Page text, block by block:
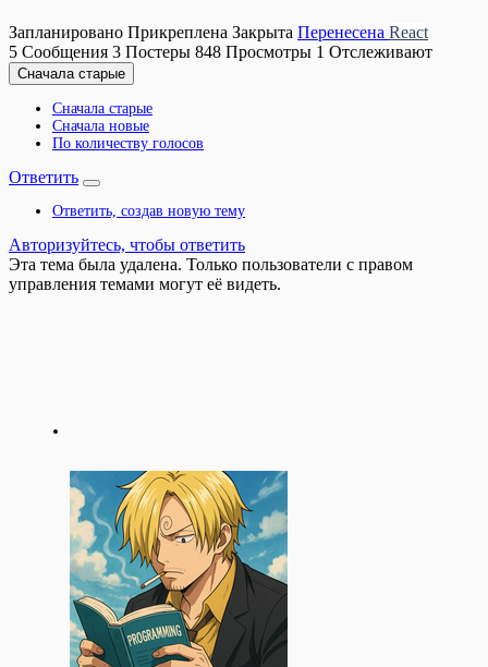
Запланировано Прикреплена Закрыта Перенесена React
5 Сообщения 3 Постеры 848 Просмотры 1 Отслеживают
Сначала старые
Сначала старые
Сначала новые
По количеству голосов
Ответить
Ответить, создав новую тему
Авторизуйтесь, чтобы ответить
Эта тема была удалена. Только пользователи с правом
управления темами могут её видеть.